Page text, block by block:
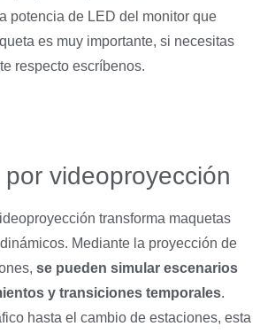
potencia de LED del monitor que
es muy importante, si necesitas
respecto escríbenos.
videoproyección
transforma maquetas
Mediante la proyección de
se pueden simular escenarios
y transiciones temporales.
hasta el cambio de estaciones, esta